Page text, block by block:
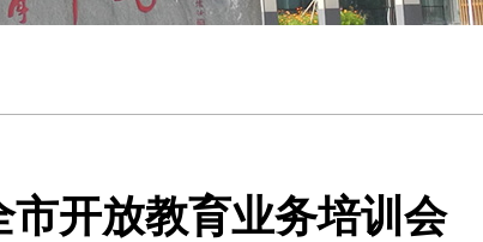
市开放教育业务培训会